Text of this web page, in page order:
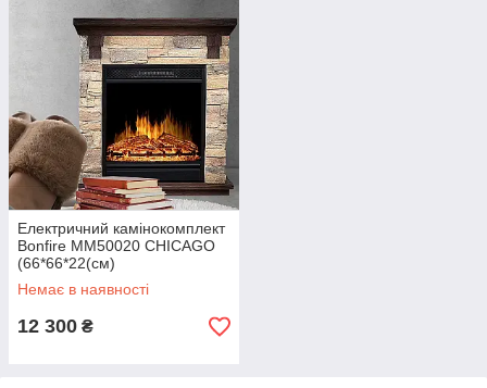
Електричний камінокомплект
Bonfire MM50020 CHICAGO
(66*66*22(cм)
Немає в наявності
12 300 ₴